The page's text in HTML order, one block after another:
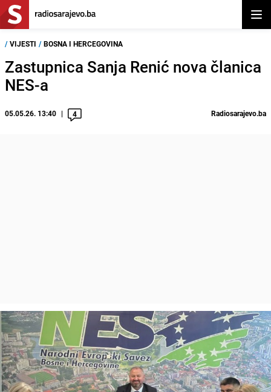
/ VIJESTI / BOSNA I HERCEGOVINA
Zastupnica Sanja Renić nova članica
NES-a
05.05.26. 13:40 4 Radiosarajevo.ba